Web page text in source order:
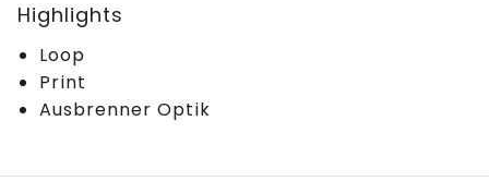
Highlights
Loop
Print
Ausbrenner Optik